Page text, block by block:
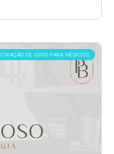
CRIAÇÃO DE LOGO PARA MÉDICOS